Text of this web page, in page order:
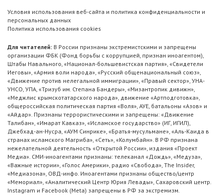
Условия использования веб-сайта и политика конфиденциальности и
персональных данных
Политика использования cookies
Для читателей: В России признаны экстремистскими и запрещены
организации ФБК (Фонд борьбы с коррупцией, признан иноагентом),
Штабы Навального, «Национал-большевистская партия», «Свидетели
Иеговы», «Армия воли народа», «Русский общенациональный союз»,
«Движение против нелегальной иммиграции», «Правый сектор», УНА-
УНСО, УПА, «Тризуб им. Степана Бандеры», «Мизантропик дивижн»,
«Меджлис крымскотатарского народа», движение «Артподготовка»,
общероссийская политическая партия «Воля», АУЕ, батальоны «Азов» и
«Айдар». Признаны террористическими и запрещены: «Движение
Талибан», «Имарат Кавказ», «Исламское государство» (ИГ, ИГИЛ),
Джебхад-ан-Нусра, «АУМ Синрике», «Братья-мусульмане», «Аль-Каида в
странах исламского Магриба», «Сеть», «Колумбайн». В РФ признана
нежелательной деятельность «Открытой России», издания «Проект
Медиа». СМИ-иноагентами признаны: телеканал «Дождь», «Медуза»,
«Важные истории», «Голос Америки», радио «Свобода», The Insider,
«Медиазона», ОВД-инфо. Иноагентами признаны общество/центр
«Мемориал», «Аналитический Центр Юрия Левады», Сахаровский центр.
Instagram и Facebook (Metа) запрещены в РФ за экстремизм.